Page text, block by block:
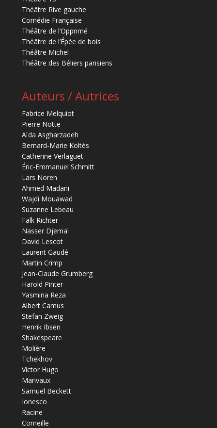
Théâtre Rive gauche
Comédie Française
Théâtre de l’Opprimé
Théâtre de l’Épée de bois
Théâtre Michel
Théâtre des Béliers parisiens
Auteurs / Autrices
Fabrice Melquiot
Pierre Notte
Aïda Asgharzadeh
Bernard-Marie Koltès
Catherine Verlaguet
Éric-Emmanuel Schmitt
Lars Noren
Ahmed Madani
Wajdi Mouawad
Suzanne Lebeau
Falk Richter
Nasser Djemaï
David Lescot
Laurent Gaudé
Martin Crimp
Jean-Claude Grumberg
Harold Pinter
Yasmina Reza
Albert Camus
Stefan Zweig
Henrik Ibsen
Shakespeare
Molière
Tchekhov
Victor Hugo
Marivaux
Samuel Beckett
Ionesco
Racine
Corneille